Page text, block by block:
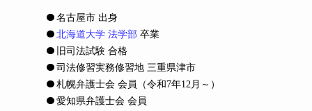
名古屋市 出身
北海道大学 法学部 卒業
旧司法試験 合格
司法修習実務修習地 三重県津市
札幌弁護士会 会員
（令和7年12月～）
愛知県弁護士会 会員